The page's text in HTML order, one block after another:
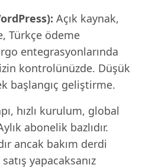
Açık kaynak,
Türkçe ödeme
entegrasyonlarında
kontrolünüzde. Düşük
başlangıç geliştirme.
hızlı kurulum, global
abonelik bazlıdır.
ancak bakım derdi
yapacaksanız